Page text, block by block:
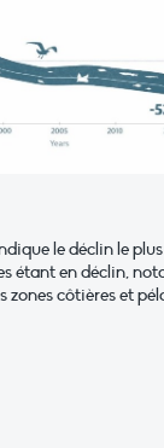
le déclin le
étant en déclin,
zones côtières et